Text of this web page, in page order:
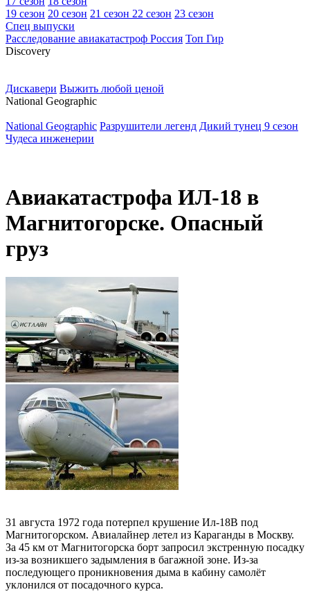
19 сезон 20 сезон 21 сезон 22 сезон 23 сезон
Спец выпуски
Расследование авиакатастроф Россия Топ Гир
Discovery
Дискавери Выжить любой ценой
National Geographic
National Geographic Разрушители легенд Дикий тунец 9 сезон
Чудеса инженерии
Авиакатастрофа ИЛ-18 в
Магнитогорске. Опасный
груз
31 августа 1972 года потерпел крушение Ил-18В под
Магнитогорском. Авиалайнер летел из Караганды в Москву.
За 45 км от Магнитогорска борт запросил экстренную посадку
из-за возникшего задымления в багажной зоне. Из-за
последующего проникновения дыма в кабину самолёт
уклонился от посадочного курса.